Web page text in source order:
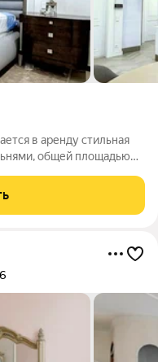
в аренду стильная
общей площадью
поражает своим